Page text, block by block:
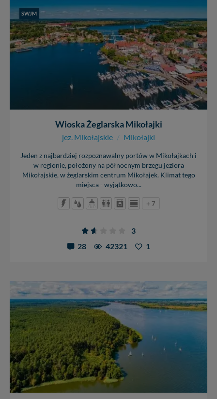
SWJM
Wioska Żeglarska Mikołajki
jez. Mikołajskie / Mikołajki
Jeden z najbardziej rozpoznawalny portów w Mikołajkach i
w regionie, położony na północnym brzegu jeziora
Mikołajskie, w żeglarskim centrum Mikołajek. Klimat tego
miejsca - wyjątkowo...
+ 7
3
28
42321 1
nowo...